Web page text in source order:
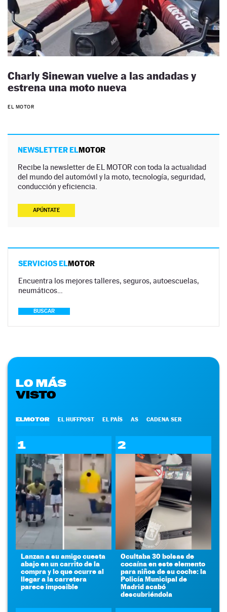
Charly Sinewan vuelve a las andadas y
estrena una moto nueva
EL MOTOR
NEWSLETTER ELMOTOR
Recibe la newsletter de EL MOTOR con toda la actualidad
del mundo del automóvil y la moto, tecnología, seguridad,
conducción y eficiencia.
APÚNTATE
SERVICIOS ELMOTOR
Encuentra los mejores talleres, seguros, autoescuelas,
neumáticos…
BUSCAR
LO MÁS
VISTO
ELMOTOR EL HUFFPOST EL PAÍS AS CADENA SER
1
Lanzan a su amigo cuesta
abajo en un carrito de la
compra y lo que ocurre al
llegar a la carretera
parece imposible
2
Ocultaba 30 bolsas de
cocaína en este elemento
para niños de su coche: la
Policía Municipal de
Madrid acabó
descubriéndola